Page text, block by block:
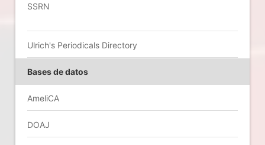
SSRN
Ulrich's Periodicals Directory
Bases de datos
AmeliCA
DOAJ